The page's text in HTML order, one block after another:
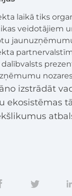
laikā tiks
veidotājiem
izstrādāt
ekosistēmas